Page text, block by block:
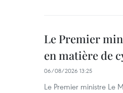
Le Premier
en matière de
06/08/2026 13:25
Le Premier ministre Le